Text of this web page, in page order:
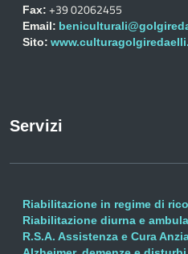
Fax: +39 02062455
Email:
Sito:
Servizi
Riabilitazione in regime di
Riabilitazione diurna e
R.S.A. Assistenza e Cura